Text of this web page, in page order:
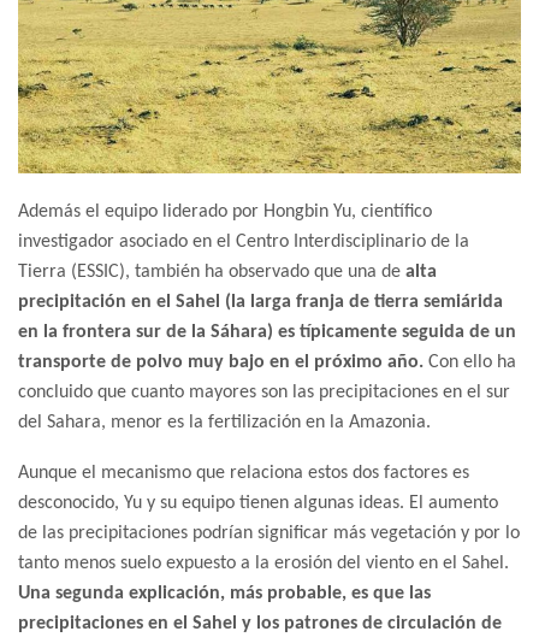
Además el equipo liderado por Hongbin Yu, científico
investigador asociado en el Centro Interdisciplinario de la
Tierra (ESSIC), también ha observado que una de alta
precipitación en el Sahel (la larga franja de tierra semiárida
en la frontera sur de la Sáhara) es típicamente seguida de un
transporte de polvo muy bajo en el próximo año. Con ello ha
concluido que cuanto mayores son las precipitaciones en el sur
del Sahara, menor es la fertilización en la Amazonia.
Aunque el mecanismo que relaciona estos dos factores es
desconocido, Yu y su equipo tienen algunas ideas. El aumento
de las precipitaciones podrían significar más vegetación y por lo
tanto menos suelo expuesto a la erosión del viento en el Sahel.
Una segunda explicación, más probable, es que las
precipitaciones en el Sahel y los patrones de circulación de